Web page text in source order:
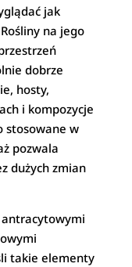
jak
na jego
dobrze
hosty,
i kompozycje
stosowane w
pozwala
dużych zmian
takie elementy